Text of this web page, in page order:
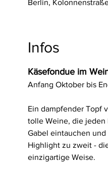
Berlin,
Infos
Käsefondue im
Anfang Oktober bis
Ein dampfender Topf
tolle Weine, die jeden
Gabel eintauchen
Highlight zu zweit -
einzigartige Weise.